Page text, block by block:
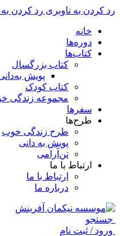
رد کردن به ناوبری رد کردن
خانه
دوره‌ها
کتاب‌ها
کتاب بزرگسال
پویش
کتاب کودک
مجموعه زندگی
سفرها
طرح‌ها
طرح زندگی خوب
پویش به دانی
تن‌آرامی
ارتباط با ما
ارتباط با ما
درباره ما
جستجو
ورود / ثبت نام